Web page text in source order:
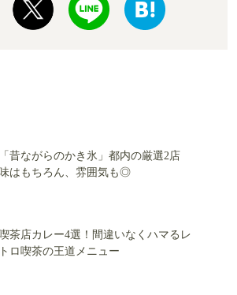
「昔ながらのかき氷」都内の厳選2店
味はもちろん、雰囲気も◎
喫茶店カレー4選！間違いなくハマるレ
トロ喫茶の王道メニュー